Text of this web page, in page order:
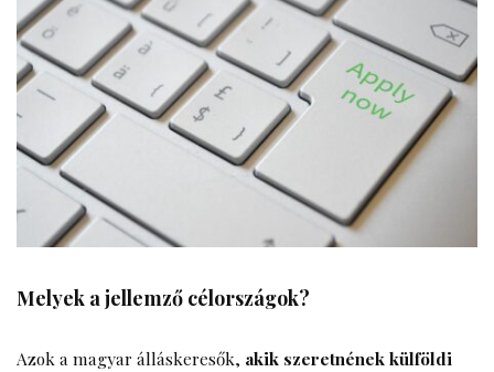
Melyek a jellemző célországok?
Azok a magyar álláskeresők, akik szeretnének külföldi